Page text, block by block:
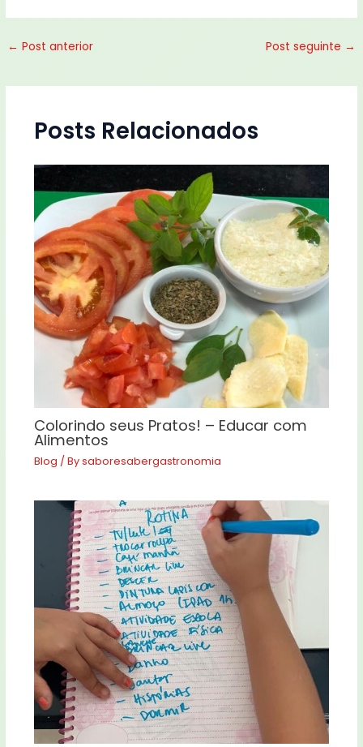
← Post anterior Post seguinte →
Posts Relacionados
Colorindo seus Pratos! – Educar com
Alimentos
Blog / Bysaboresabergastronomia